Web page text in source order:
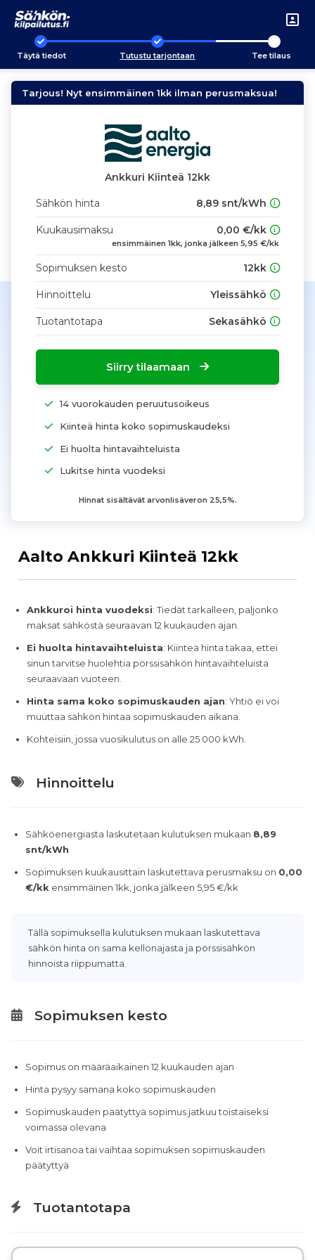
Täytä tiedot Tutustu tarjontaan Tee tilaus
Tarjous! Nyt ensimmäinen 1kk ilman perusmaksua!
Ankkuri Kiinteä 12kk
Sähkön hinta 8,89 snt/kWh
Kuukausimaksu 0,00 €/kk
ensimmäinen 1kk, jonka jälkeen 5,95 €/kk
Sopimuksen kesto 12kk
Hinnoittelu Yleissähkö
Tuotantotapa Sekasähkö
Siirry tilaamaan
14 vuorokauden peruutusoikeus
Kiinteä hinta koko sopimuskaudeksi
Ei huolta hintavaihteluista
Lukitse hinta vuodeksi
Hinnat sisältävät arvonlisäveron 25,5%.
Aalto Ankkuri Kiinteä 12kk
Ankkuroi hinta vuodeksi: Tiedät tarkalleen, paljonko
maksat sähköstä seuraavan 12 kuukauden ajan.
Ei huolta hintavaihteluista: Kiinteä hinta takaa, ettei
sinun tarvitse huolehtia pörssisähkön hintavaihteluista
seuraavaan vuoteen.
Hinta sama koko sopimuskauden ajan: Yhtiö ei voi
muuttaa sähkön hintaa sopimuskauden aikana.
Kohteisiin, jossa vuosikulutus on alle 25 000 kWh.
Hinnoittelu
Sähköenergiasta laskutetaan kulutuksen mukaan 8,89
snt/kWh
Sopimuksen kuukausittain laskutettava perusmaksu on 0,00
€/kkensimmäinen 1kk, jonka jälkeen 5,95 €/kk
Tällä sopimuksella kulutuksen mukaan laskutettava
sähkön hinta on sama kellonajasta ja pörssisähkön
hinnoista riippumatta.
Sopimuksen kesto
Sopimus on määräaikainen 12 kuukauden ajan
Hinta pysyy samana koko sopimuskauden
Sopimuskauden päätyttyä sopimus jatkuu toistaiseksi
voimassa olevana
Voit irtisanoa tai vaihtaa sopimuksen sopimuskauden
päätyttyä
Tuotantotapa